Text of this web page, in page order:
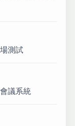
測試
議系統